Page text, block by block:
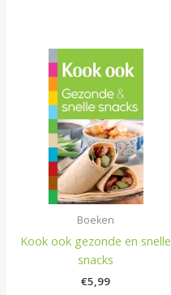
Boeken
Kook ook gezonde en snelle
snacks
€5,99